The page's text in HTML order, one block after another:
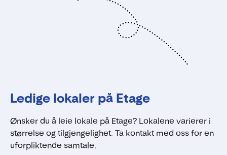
Ledige lokaler på Etage
Ønsker du å leie lokale på Etage? Lokalene varierer i
størrelse og tilgjengelighet. Ta kontakt med oss for en
uforpliktende samtale.